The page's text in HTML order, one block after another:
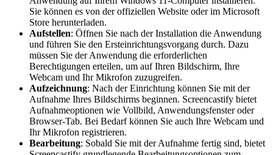
Sie können es von der offiziellen Website oder im Microsoft
Store herunterladen.
Aufstellen: Öffnen Sie nach der Installation die Anwendung
und führen Sie den Ersteinrichtungsvorgang durch. Dazu
müssen Sie der Anwendung die erforderlichen
Berechtigungen erteilen, um auf Ihren Bildschirm, Ihre
Webcam und Ihr Mikrofon zuzugreifen.
Aufzeichnung: Nach der Einrichtung können Sie mit der
Aufnahme Ihres Bildschirms beginnen. Screencastify bietet
Aufnahmeoptionen wie Vollbild, Anwendungsfenster oder
Browser-Tab. Bei Bedarf können Sie auch Ihre Webcam und
Ihr Mikrofon registrieren.
Bearbeitung: Sobald Sie mit der Aufnahme fertig sind, bietet